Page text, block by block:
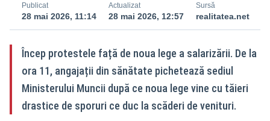
Publicat
28 mai 2026, 11:14
Actualizat
28 mai 2026, 12:57
Sursă
realitatea.net
Încep protestele față de noua lege a salarizării. De la
ora 11, angajații din sănătate pichetează sediul
Ministerului Muncii după ce noua lege vine cu tăieri
drastice de sporuri ce duc la scăderi de venituri.